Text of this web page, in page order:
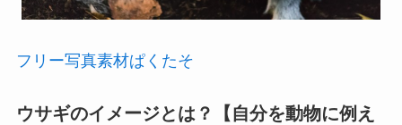
フリー写真素材ぱくたそ
ウサギのイメージとは？【自分を動物に例え